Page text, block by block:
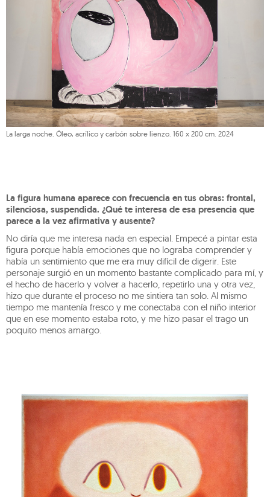
La larga noche. Óleo, acrílico y carbón sobre lienzo. 160 x 200 cm. 2024
La figura humana aparece con frecuencia en tus obras: frontal,
silenciosa, suspendida. ¿Qué te interesa de esa presencia que
parece a la vez afirmativa y ausente?
No diría que me interesa nada en especial. Empecé a pintar esta
figura porque había emociones que no lograba comprender y
había un sentimiento que me era muy difícil de digerir. Este
personaje surgió en un momento bastante complicado para mí, y
el hecho de hacerlo y volver a hacerlo, repetirlo una y otra vez,
hizo que durante el proceso no me sintiera tan solo. Al mismo
tiempo me mantenía fresco y me conectaba con el niño interior
que en ese momento estaba roto, y me hizo pasar el trago un
poquito menos amargo.